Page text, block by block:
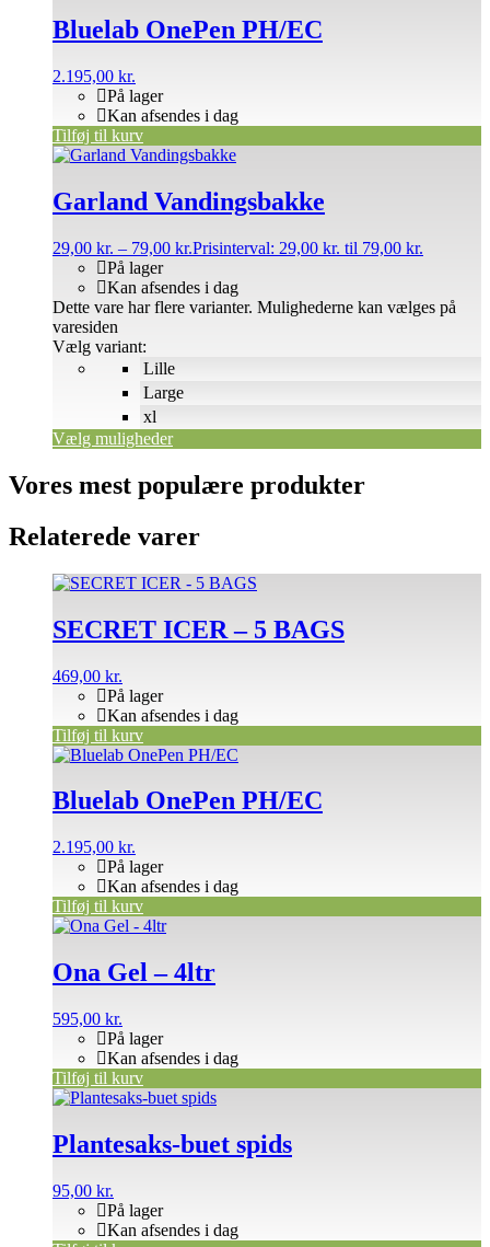
Bluelab OnePen PH/EC
2.195,00 kr.
På lager
Kan afsendes i dag
Tilføj til kurv
Garland Vandingsbakke
29,00 kr. – 79,00 kr.Prisinterval: 29,00 kr. til 79,00 kr.
På lager
Kan afsendes i dag
Vælg variant:
Vælg muligheder
Dette vare har flere varianter. Mulighederne kan vælges på
varesiden
Lille
Large
xl
Vores mest populære produkter
Relaterede varer
SECRET ICER – 5 BAGS
469,00 kr.
På lager
Kan afsendes i dag
Tilføj til kurv
Bluelab OnePen PH/EC
2.195,00 kr.
På lager
Kan afsendes i dag
Tilføj til kurv
Ona Gel – 4ltr
595,00 kr.
På lager
Kan afsendes i dag
Tilføj til kurv
Plantesaks-buet spids
95,00 kr.
På lager
Kan afsendes i dag